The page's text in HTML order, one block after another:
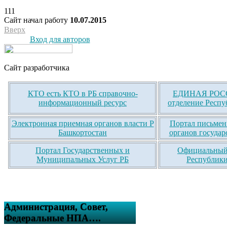
111
Сайт начал работу 10.07.2015
Вверх
Вход для авторов
Сайт разработчика
КТО есть КТО в РБ справочно-
информационный ресурс
ЕДИНАЯ
отделение
Электронная приемная органов власти Р
Башкортостан
Портал
органов
Портал Государственных и
Муниципальных Услуг РБ
Официальный
Администрация, Совет,
Федеральные НПА….